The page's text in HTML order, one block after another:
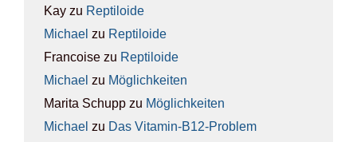
Kay zu Rep­ti­lo­ide
Michael zu Rep­ti­lo­ide
Francoise zu Rep­ti­lo­ide
Michael zu Mög­lich­kei­ten
Marita Schupp zu Mög­lich­kei­ten
Michael zu Das Vit­amin-B12-Pro­blem